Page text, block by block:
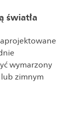
światła
wymarzony
zimnym